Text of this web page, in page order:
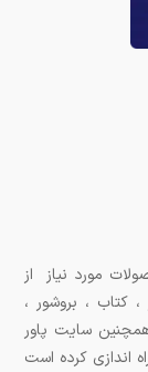
مورد نیاز از
کتاب ، بروشور ،
سایت پاور
اندازی کرده است